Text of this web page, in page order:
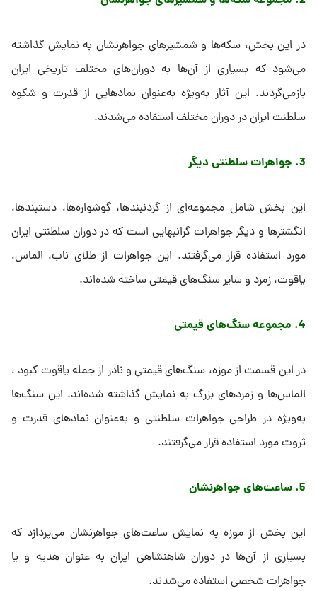
در این بخش، سکه‌ها و شمشیرهای جواهرنشان به نمایش گذاشته
می‌شود که بسیاری از آن‌ها به دوران‌های مختلف تاریخی ایران
بازمی‌گردند. این آثار به‌ویژه به‌عنوان نمادهایی از قدرت و شکوه
سلطنت ایران در دوران مختلف استفاده می‌شدند.
3. جواهرات سلطنتی دیگر
این بخش شامل مجموعه‌ای از گردنبندها، گوشواره‌ها، دستبندها،
انگشترها و دیگر جواهرات گرانبهایی است که در دوران سلطنتی ایران
مورد استفاده قرار می‌گرفتند. این جواهرات از طلای ناب، الماس،
یاقوت، زمرد و سایر سنگ‌های قیمتی ساخته شده‌اند.
4. مجموعه سنگ‌های قیمتی
در این قسمت از موزه، سنگ‌های قیمتی و نادر از جمله یاقوت کبود ،
الماس‌ها و زمردهای بزرگ به نمایش گذاشته شده‌اند. این سنگ‌ها
به‌ویژه در طراحی جواهرات سلطنتی و به‌عنوان نمادهای قدرت و
ثروت مورد استفاده قرار می‌گرفتند.
5. ساعت‌های جواهرنشان
این بخش از موزه به نمایش ساعت‌های جواهرنشان می‌پردازد که
بسیاری از آن‌ها در دوران شاهنشاهی ایران به عنوان هدیه و یا
جواهرات شخصی استفاده می‌شدند.